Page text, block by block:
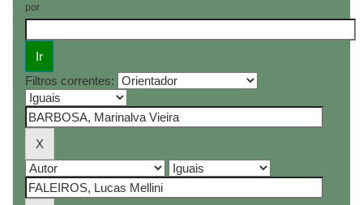
por
Filtros correntes: